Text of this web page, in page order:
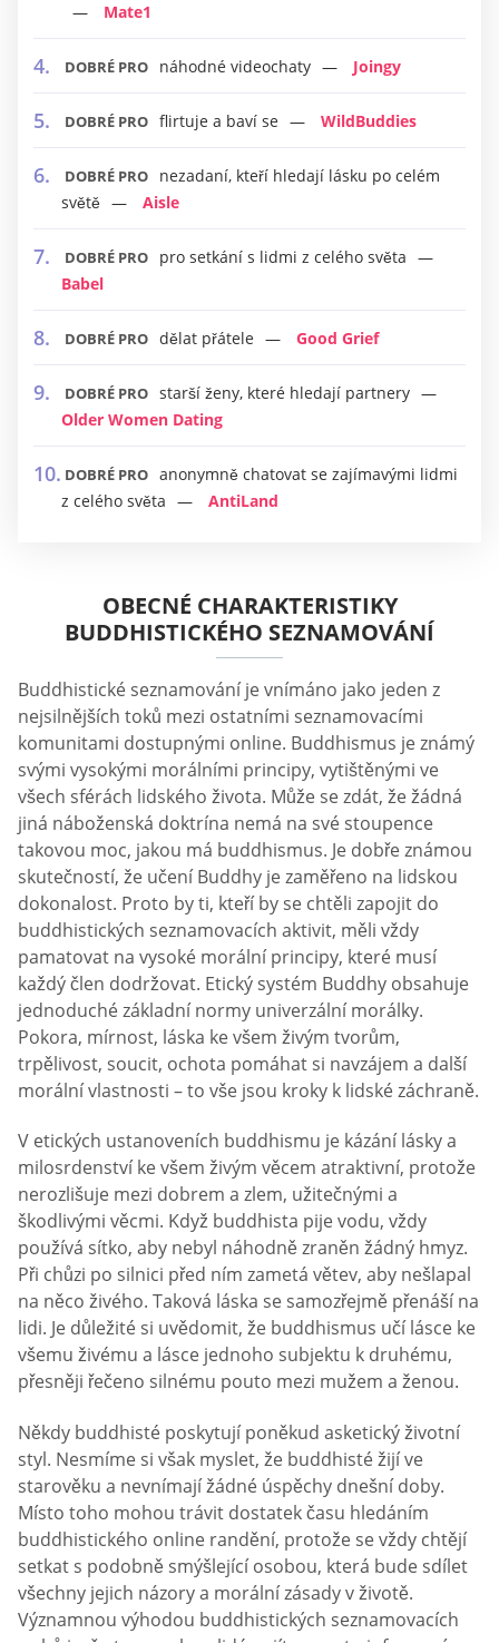
Mate1
DOBRÉ PRO náhodné videochaty Joingy
DOBRÉ PRO flirtuje a baví se WildBuddies
DOBRÉ PRO
nezadaní, kteří hledají lásku po celém
světě
Aisle
DOBRÉ PRO
pro setkání s lidmi z celého světa
Babel
DOBRÉ PRO dělat přátele Good Grief
DOBRÉ PRO starší ženy, které hledají partnery
Older Women Dating
DOBRÉ PRO anonymně chatovat se zajímavými lidmi
z celého světa
AntiLand
OBECNÉ CHARAKTERISTIKY
BUDDHISTICKÉHO SEZNAMOVÁNÍ
Buddhistické seznamování je vnímáno jako jeden z
nejsilnějších toků mezi ostatními seznamovacími
komunitami dostupnými online. Buddhismus je známý
svými vysokými morálními principy, vytištěnými ve
všech sférách lidského života. Může se zdát, že žádná
jiná náboženská doktrína nemá na své stoupence
takovou moc, jakou má buddhismus. Je dobře známou
skutečností, že učení Buddhy je zaměřeno na lidskou
dokonalost. Proto by ti, kteří by se chtěli zapojit do
buddhistických seznamovacích aktivit, měli vždy
pamatovat na vysoké morální principy, které musí
každý člen dodržovat. Etický systém Buddhy obsahuje
jednoduché základní normy univerzální morálky.
Pokora, mírnost, láska ke všem živým tvorům,
trpělivost, soucit, ochota pomáhat si navzájem a další
morální vlastnosti – to vše jsou kroky k lidské záchraně.
V etických ustanoveních buddhismu je kázání lásky a
milosrdenství ke všem živým věcem atraktivní, protože
nerozlišuje mezi dobrem a zlem, užitečnými a
škodlivými věcmi. Když buddhista pije vodu, vždy
používá sítko, aby nebyl náhodně zraněn žádný hmyz.
Při chůzi po silnici před ním zametá větev, aby nešlapal
na něco živého. Taková láska se samozřejmě přenáší na
lidi. Je důležité si uvědomit, že buddhismus učí lásce ke
všemu živému a lásce jednoho subjektu k druhému,
přesněji řečeno silnému pouto mezi mužem a ženou.
Někdy buddhisté poskytují poněkud asketický životní
styl. Nesmíme si však myslet, že buddhisté žijí ve
starověku a nevnímají žádné úspěchy dnešní doby.
Místo toho mohou trávit dostatek času hledáním
buddhistického online randění, protože se vždy chtějí
setkat s podobně smýšlející osobou, která bude sdílet
všechny jejich názory a morální zásady v životě.
Významnou výhodou buddhistických seznamovacích